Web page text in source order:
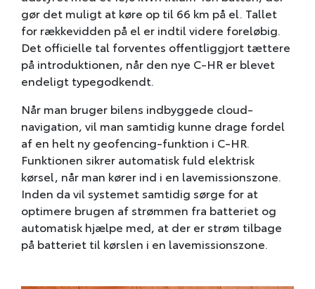
gør det muligt at køre op til 66 km på el. Tallet
for rækkevidden på el er indtil videre foreløbig.
Det officielle tal forventes offentliggjort tættere
på introduktionen, når den nye C-HR er blevet
endeligt typegodkendt.
Når man bruger bilens indbyggede cloud-
navigation, vil man samtidig kunne drage fordel
af en helt ny geofencing-funktion i C-HR.
Funktionen sikrer automatisk fuld elektrisk
kørsel, når man kører ind i en lavemissionszone.
Inden da vil systemet samtidig sørge for at
optimere brugen af strømmen fra batteriet og
automatisk hjælpe med, at der er strøm tilbage
på batteriet til kørslen i en lavemissionszone.